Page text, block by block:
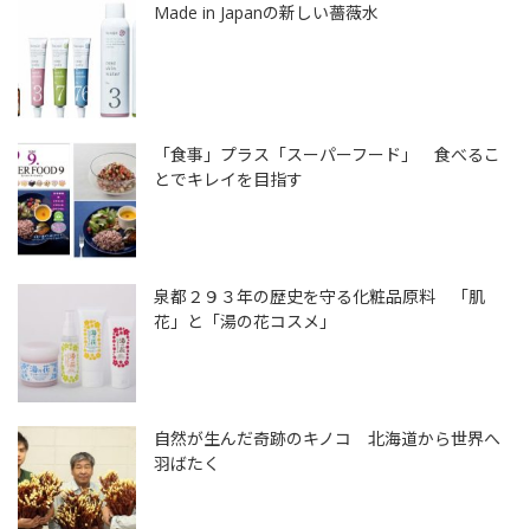
Made in Japanの新しい薔薇水
「食事」プラス「スーパーフード」 食べるこ
とでキレイを目指す
泉都２９３年の歴史を守る化粧品原料 「肌
花」と「湯の花コスメ」
自然が生んだ奇跡のキノコ 北海道から世界へ
羽ばたく